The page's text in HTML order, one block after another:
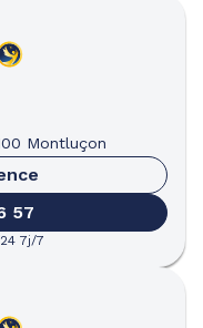
Montluçon
57
7j/7